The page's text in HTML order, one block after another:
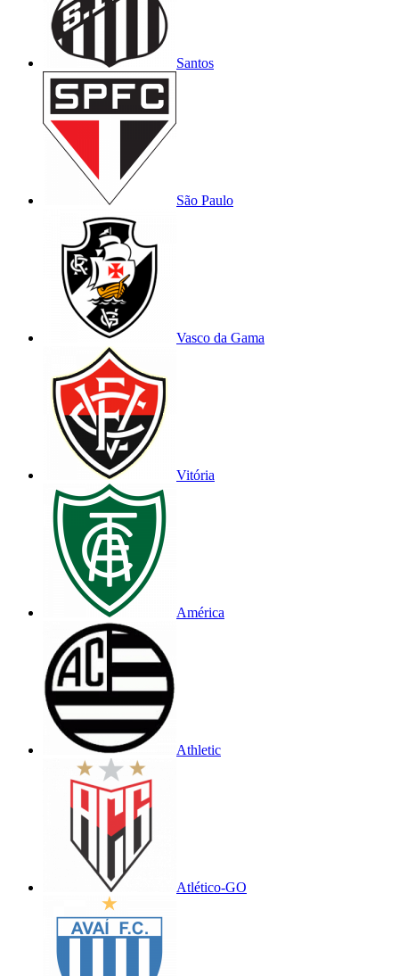
Santos
São Paulo
Vasco da Gama
Vitória
América
Athletic
Atlético-GO